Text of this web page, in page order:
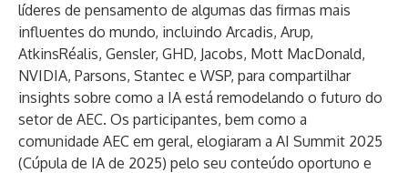
líderes de pensamento de algumas das firmas mais
influentes do mundo, incluindo Arcadis, Arup,
AtkinsRéalis, Gensler, GHD, Jacobs, Mott MacDonald,
NVIDIA, Parsons, Stantec e WSP, para compartilhar
insights sobre como a IA está remodelando o futuro do
setor de AEC. Os participantes, bem como a
comunidade AEC em geral, elogiaram a AI Summit 2025
(Cúpula de IA de 2025) pelo seu conteúdo oportuno e